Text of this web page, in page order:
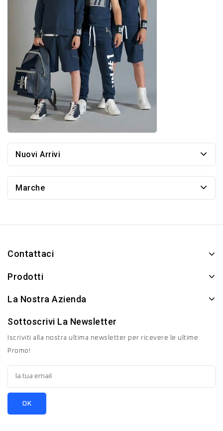
Nuovi Arrivi
Marche
Contattaci
Prodotti
La Nostra Azienda
Sottoscrivi La Newsletter
Iscriviti alla nostra ultima newsletter per ricevere le ultime
Promo!